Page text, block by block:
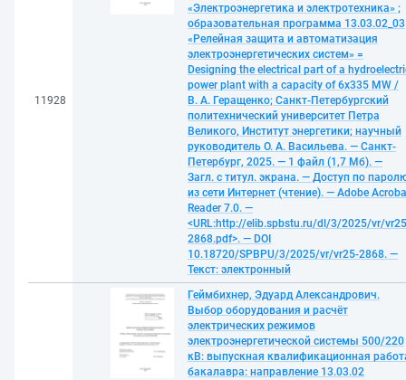
11928
«Электроэнергетика и электротехника» ;
образовательная программа 13.03.02_03
«Релейная защита и автоматизация
электроэнергетических систем» =
Designing the electrical part of a
power plant with a capacity of 6x335 MW /
В. А. Геращенко; Санкт-Петербургский
политехнический университет Петра
Великого, Институт энергетики; научный
руководитель О. А. Васильева. — Санкт-
Петербург, 2025. — 1 файл (1,7 Мб). —
Загл. с титул. экрана. — Доступ по
из сети Интернет (чтение). — Adobe
Reader 7.0. —
<URL:http://elib.spbstu.ru/dl/3/2025/vr/
2868.pdf>. — DOI
10.18720/SPBPU/3/2025/vr/vr25-2868. —
Текст: электронный
Геймбихнер, Эдуард Александрович.
Выбор оборудования и расчёт
электрических режимов
электроэнергетической системы 500/220
кВ: выпускная квалификационная
бакалавра: направление 13.03.02